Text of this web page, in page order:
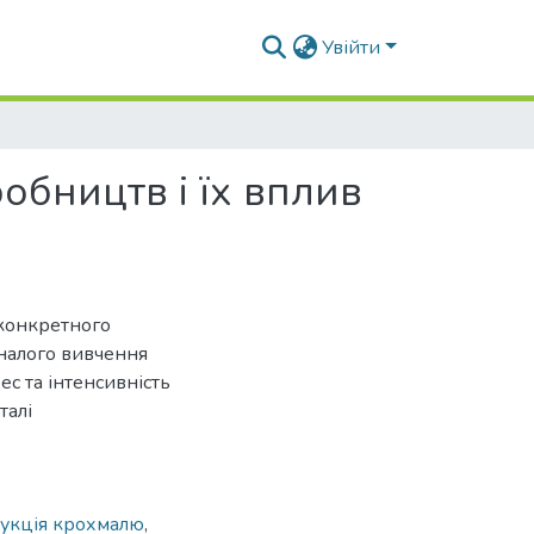
Увійти
і їх вплив
вивчення
та інтенсивність
крохмалю,